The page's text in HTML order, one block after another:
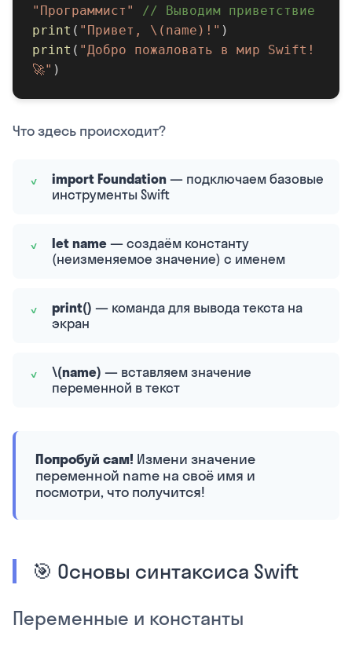
"Программист"
// Выводим приветствие
print ( "Привет, \(name)!" )
print ( "Добро пожаловать в мир Swift!
🚀" )
Что здесь происходит?
import Foundation— подключаем базовые
инструменты Swift
let name— создаём константу
(неизменяемое значение) с именем
print() — команда для вывода текста на
экран
\(name) — вставляем значение
переменной в текст
Попробуй сам! Измени значение
переменной name на своё имя и
посмотри, что получится!
🎯 Основы синтаксиса Swift
Переменные и константы